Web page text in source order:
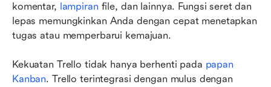
komentar, lampiran file, dan lainnya. Fungsi seret dan
lepas memungkinkan Anda dengan cepat menetapkan
tugas atau memperbarui kemajuan.
Kekuatan Trello tidak hanya berhenti pada papan
Kanban. Trello terintegrasi dengan mulus dengan